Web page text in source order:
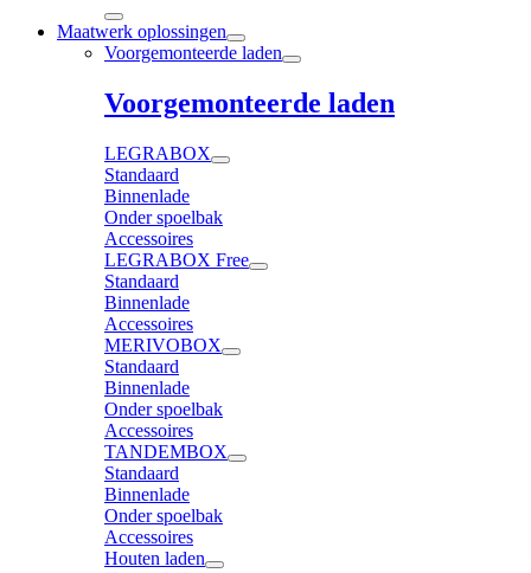
Maatwerk oplossingen
Voorgemonteerde laden
Voorgemonteerde laden
LEGRABOX
Standaard
Binnenlade
Onder spoelbak
Accessoires
LEGRABOX Free
Standaard
Binnenlade
Accessoires
MERIVOBOX
Standaard
Binnenlade
Onder spoelbak
Accessoires
TANDEMBOX
Standaard
Binnenlade
Onder spoelbak
Accessoires
Houten laden